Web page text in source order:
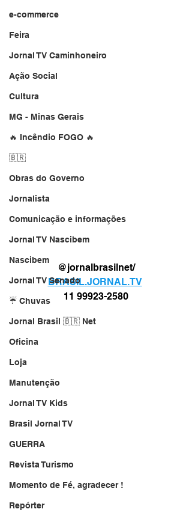
e-commerce
Feira
Jornal TV Caminhoneiro
Ação Social
Cultura
MG - Minas Gerais
🔥 Incêndio FOGO 🔥
🇧🇷
Obras do Governo
Jornalista
Comunicação e informações
Jornal TV Nascibem
Nascibem
Jornal TV Senado
☔ Chuvas
Jornal Brasil 🇧🇷 Net
Oficina
Loja
Manutenção
Jornal TV Kids
Brasil Jornal TV
GUERRA
Revista Turismo
Momento de Fé, agradecer !
Repórter
@jornalbrasilnet/
BRASIL.JORNAL.TV
11 99923-2580